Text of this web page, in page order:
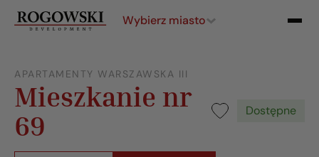
Wybierz miasto
APARTAMENTY WARSZAWSKA III
Mieszkanie nr
69
Dostępne